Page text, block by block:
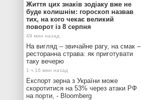
Життя цих знаків зодіаку вже не
буде колишнім: гороскоп назвав
тих, на кого чекає великий
поворот із 8 серпня
На вигляд – звичайне рагу, на смак –
ресторанна страва: як приготувати
таку вечерю
Експорт зерна з України може
скоротитися на 53% через атаки РФ
на порти, - Bloomberg